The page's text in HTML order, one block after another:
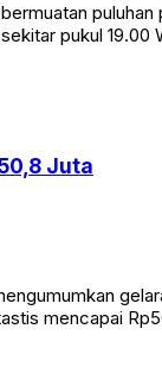
pukul
Juta
mencapai